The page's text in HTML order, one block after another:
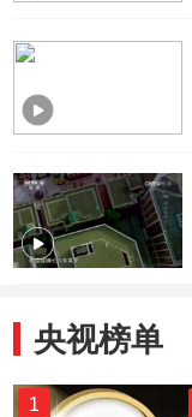
央视榜单
1